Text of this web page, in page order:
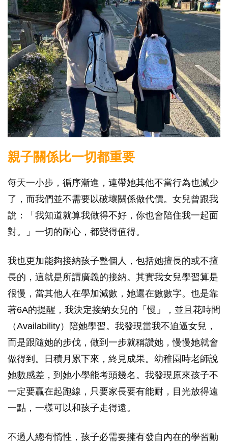
親子關係比一切都重要
每天一小步，循序漸進，連帶她其他不當行為也減少
了，而我們並不需要以破壞關係做代價。女兒曾跟我
說：「我知道就算我做得不好，你也會陪住我一起面
對。」一切的耐心，都變得值得。
我也更加能夠接納孩子整個人，包括她擅長的或不擅
長的，這就是所謂廣義的接納。其實我女兒學習算是
很慢，當其他人在學加減數，她還在數數字。也是靠
著6A的提醒，我決定接納女兒的「慢」，並且花時間
（Availability）陪她學習。我發現當我不迫逼女兒，
而是跟隨她的步伐，做到一步就稱讚她，慢慢她就會
做得到。日積月累下來，終見成果。幼稚園時老師說
她數感差，到她小學能考頭幾名。我發現原來孩子不
一定要贏在起跑線，只要家長要有能耐，目光放得遠
一點，一樣可以和孩子走得遠。
不過人總有惰性，孩子必需要擁有發自內在的學習動